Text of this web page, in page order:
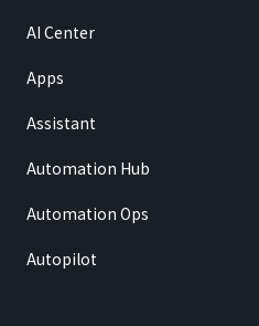
AI Center
Apps
Assistant
Automation Hub
Automation Ops
Autopilot